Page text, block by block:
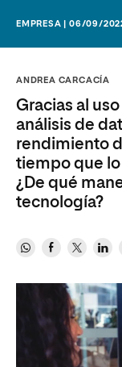
EMPRESA | 06/09/
ANDREA CARCACÍA
Gracias al
análisis de
rendimiento
tiempo que lo
¿De qué
tecnología?